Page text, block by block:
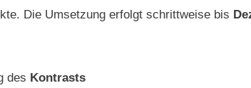
Die Umsetzung erfolgt schrittweise bis
des Kontrasts